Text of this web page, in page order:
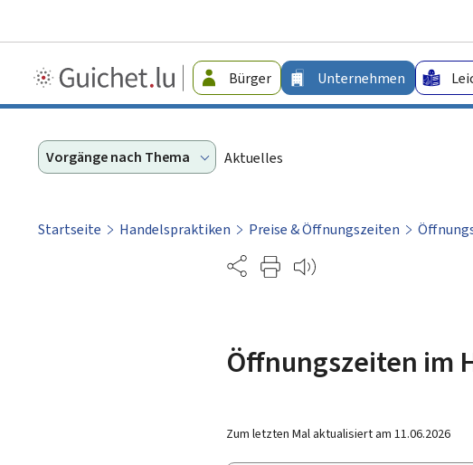
Guichet.lu
-
Bürger Unternehmen
Vorgänge nach Thema Aktuelles
Startseite Handelspraktiken Preise & Öffnungszeiten
Partage
Öffnungszeiten im
Zum letzten Mal aktualisiert am 11.06.2026